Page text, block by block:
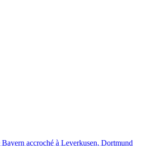
accroché à Leverkusen, Dortmund